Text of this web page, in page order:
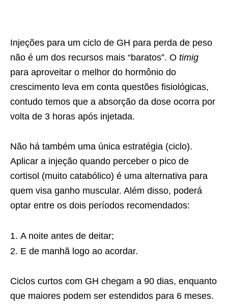
Injeções para um ciclo de GH para perda de peso
não é um dos recursos mais “baratos”. O timig
para aproveitar o melhor do hormônio do
crescimento leva em conta questões fisiológicas,
contudo temos que a absorção da dose ocorra por
volta de 3 horas após injetada.
Não há também uma única estratégia (ciclo).
Aplicar a injeção quando perceber o pico de
cortisol (muito catabólico) é uma alternativa para
quem visa ganho muscular. Além disso, poderá
optar entre os dois períodos recomendados:
A noite antes de deitar;
E de manhã logo ao acordar.
Ciclos curtos com GH chegam a 90 dias, enquanto
que maiores podem ser estendidos para 6 meses.